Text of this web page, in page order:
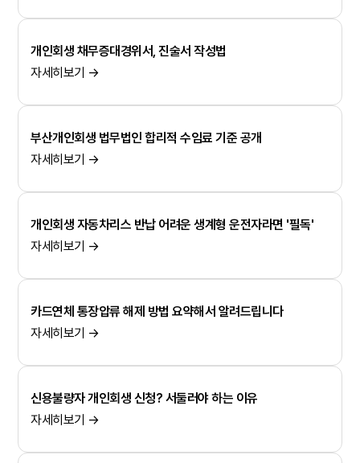
개인회생 채무증대경위서, 진술서 작성법
자세히보기 →
부산개인회생 법무법인 합리적 수임료 기준 공개
자세히보기 →
개인회생 자동차리스 반납 어려운 생계형 운전자라면 '필독'
자세히보기 →
카드연체 통장압류 해제 방법 요약해서 알려드립니다
자세히보기 →
신용불량자 개인회생 신청? 서둘러야 하는 이유
자세히보기 →